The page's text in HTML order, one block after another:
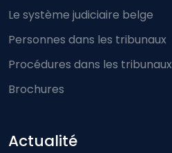
Le système judiciaire belge
Personnes dans les tribunaux
Procédures dans les tribunaux
Brochures
Actualité